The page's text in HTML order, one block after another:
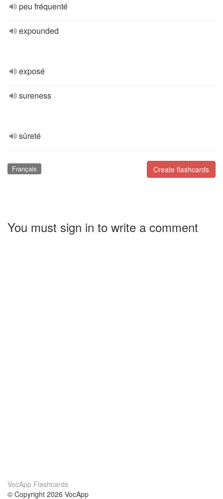
peu fréquenté
expounded
exposé
sureness
sûreté
Create flashcards
Français
You must sign in to write a comment
VocApp Flashcards
© Copyright 2026 VocApp